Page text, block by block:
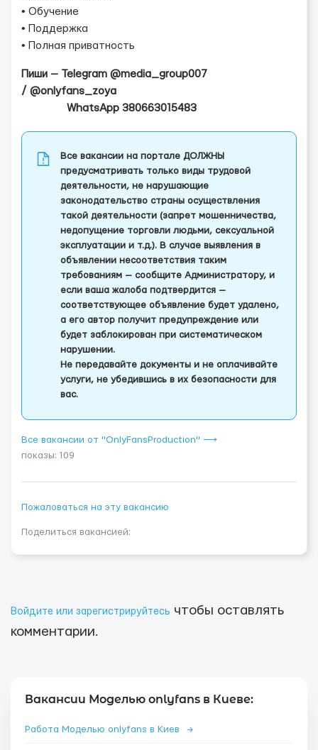
• Обучение
• Поддержка
• Полная приватность
Пиши — Telegram @media_group007
/ @onlyfans_zoya
WhatsApp 380663015483
Все вакансии на портале ДОЛЖНЫ
предусматривать только виды трудовой
деятельности, не нарушающие
законодательство страны осуществления
такой деятельности (запрет мошенничества,
недопущение торговли людьми, сексуальной
эксплуатации и т.д.). В случае выявления в
объявлении несоответствия таким
требованиям — сообщите Администратору, и
если ваша жалоба подтвердится —
соответствующее объявление будет удалено,
а его автор получит предупреждение или
будет заблокирован при систематическом
нарушении.
Не передавайте документы и не оплачивайте
услуги, не убедившись в их безопасности для
вас.
Все вакансии от "OnlyFansProduction" ⟶
показы: 109
Пожаловаться на эту вакансию
Поделиться вакансией:
Войдите или зарегистрируйтесь чтобы оставлять
комментарии.
Вакансии Моделью onlyfans в Киеве:
Работа Моделью onlyfans в Киев →